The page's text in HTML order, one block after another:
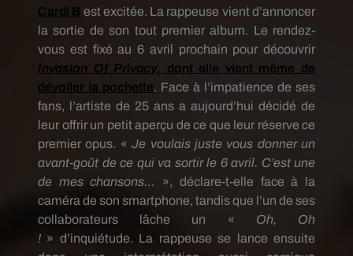
Cardi B est excitée. La rappeuse vient d’annoncer
la sortie de son tout premier album. Le rendez-
vous est fixé au 6 avril prochain pour découvrir
Invasion Of Privacy, dont elle vient même de
dévoiler la pochette. Face à l’impatience de ses
fans, l’artiste de 25 ans a aujourd’hui décidé de
leur offrir un petit aperçu de ce que leur réserve ce
premier opus. « Je voulais juste vous donner un
avant-goût de ce qui va sortir le 6 avril. C’est une
de mes chansons…
», déclare-t-elle face à la
caméra de son smartphone, tandis que l’un de ses
collaborateurs lâche un « Oh, Oh
! » d’inquiétude. La rappeuse se lance ensuite